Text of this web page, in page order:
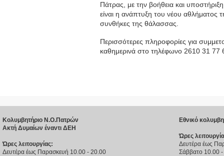
Πάτρας, με την βοήθεια και
είναι η ανάπτυξη του νέου αθλήματος
συνθήκες της θάλασσας.
Περισσότερες πληροφορίες για
καθημερινά στο τηλέφωνο 2610 31 77
Κολυμβητήριο Ν.Ο.Πατρών
Ακτή Δυμαίων έναντι ΔΕΗ
Ώρες λειτουργίας:
Δευτέρα έως Παρασκευή 10.00 - 20.00
Εθνικό
Ώρες
Δευτέρα έως
Σάββατο 10.00